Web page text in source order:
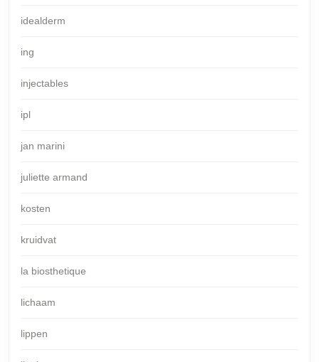
idealderm
ing
injectables
ipl
jan marini
juliette armand
kosten
kruidvat
la biosthetique
lichaam
lippen